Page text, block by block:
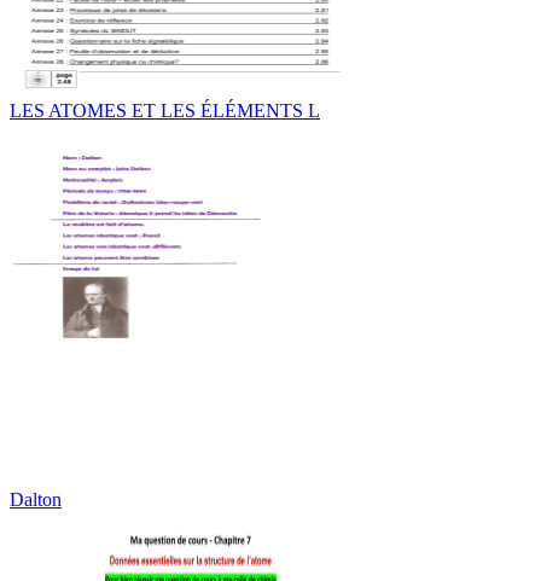
LES ATOMES ET LES ÉLÉMENTS L
Dalton